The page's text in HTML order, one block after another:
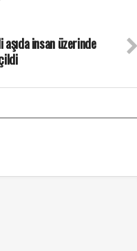
insan üzerinde